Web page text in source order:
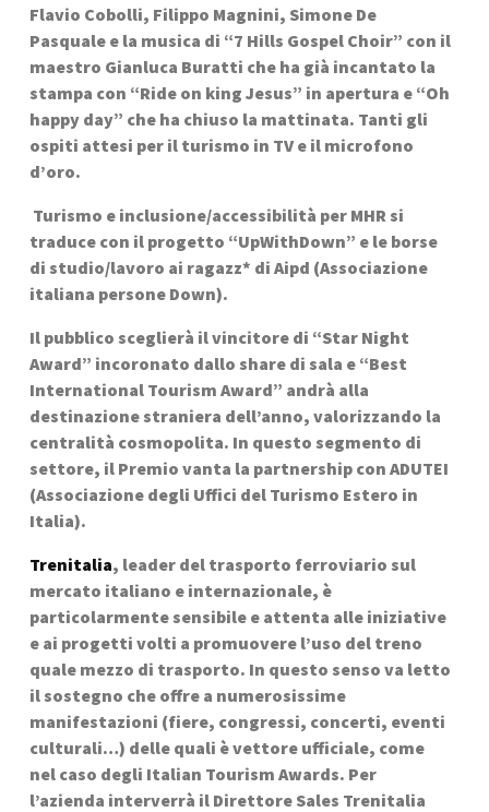
Flavio Cobolli, Filippo Magnini, Simone De
Pasquale e la musica di “7 Hills Gospel Choir” con il
maestro Gianluca Buratti che ha già incantato la
stampa con “Ride on king Jesus” in apertura e “Oh
happy day” che ha chiuso la mattinata. Tanti gli
ospiti attesi per il turismo in TV e il microfono
d’oro.
Turismo e inclusione/accessibilità per MHR si
traduce con il progetto “UpWithDown” e le borse
di studio/lavoro ai ragazz* di Aipd (Associazione
italiana persone Down).
Il pubblico sceglierà il vincitore di “Star Night
Award” incoronato dallo share di sala e “Best
International Tourism Award” andrà alla
destinazione straniera dell’anno, valorizzando la
centralità cosmopolita. In questo segmento di
settore, il Premio vanta la partnership con ADUTEI
(Associazione degli Uffici del Turismo Estero in
Italia).
Trenitalia, leader del trasporto ferroviario sul
mercato italiano e internazionale, è
particolarmente sensibile e attenta alle iniziative
e ai progetti volti a promuovere l’uso del treno
quale mezzo di trasporto. In questo senso va letto
il sostegno che offre a numerosissime
manifestazioni (fiere, congressi, concerti, eventi
culturali…) delle quali è vettore ufficiale, come
nel caso degli Italian Tourism Awards. Per
l’azienda interverrà il Direttore Sales Trenitalia